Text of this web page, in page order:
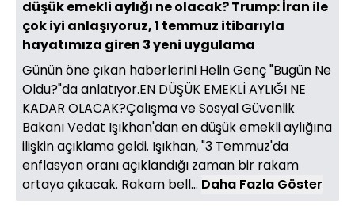
düşük emekli aylığı ne olacak? Trump: İran ile
çok iyi anlaşıyoruz, 1 temmuz itibarıyla
hayatımıza giren 3 yeni uygulama
Günün öne çıkan haberlerini Helin Genç "Bugün Ne
Oldu?"da anlatıyor.EN DÜŞÜK EMEKLİ AYLIĞI NE
KADAR OLACAK?Çalışma ve Sosyal Güvenlik
Bakanı Vedat Işıkhan'dan en düşük emekli aylığına
ilişkin açıklama geldi. Işıkhan, "3 Temmuz'da
enflasyon oranı açıklandığı zaman bir rakam
ortaya çıkacak. Rakam bell... Daha Fazla Göster